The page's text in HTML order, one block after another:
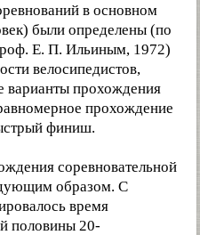
в основном
были определены (по
Е. П. Ильиным, 1972)
велосипедистов,
прохождения
прохождение
финиш.
соревновательной
образом. С
время
половины 20-